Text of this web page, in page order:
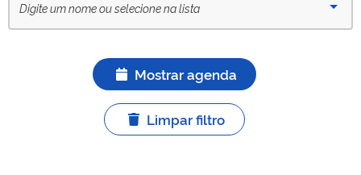
Mostrar agenda
Limpar filtro